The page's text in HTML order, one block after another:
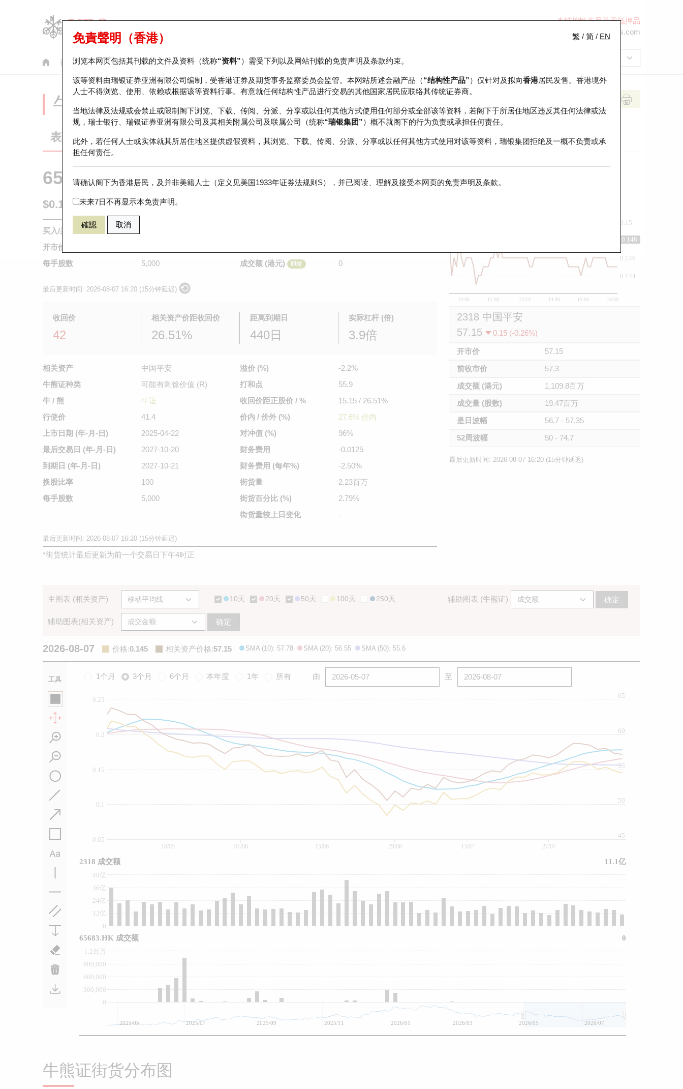
本结构性产品并无抵押品
ol-hkwarrants@ubs.com
认股证 牛熊证 美股指数产品 轮证市场统计 正股数据及市场统计 瑞银轮证教室
繁 / 简 / EN
免責聲明（香港）
浏览本网页包括其刊载的文件及资料（统称“资料”）需受下列以及网站刊载的免责声明及条款约束。
该等资料由瑞银证券亚洲有限公司编制，受香港证券及期货事务监察委员会监管。本网站所述金融产品（“结构性产品”）仅针对及拟向香港居民发售。香港境外
人士不得浏览、使用、依赖或根据该等资料行事。有意就任何结构性产品进行交易的其他国家居民应联络其传统证券商。
当地法律及法规或会禁止或限制阁下浏览、下载、传阅、分派、分享或以任何其他方式使用任何部分或全部该等资料，若阁下于所居住地区违反其任何法律或法
规，瑞士银行、瑞银证券亚洲有限公司及其相关附属公司及联属公司（统称“瑞银集团”）概不就阁下的行为负责或承担任何责任。
此外，若任何人士或实体就其所居住地区提供虚假资料，其浏览、下载、传阅、分派、分享或以任何其他方式使用对该等资料，瑞银集团拒绝及一概不负责或承
担任何责任。
请确认阁下为香港居民，及并非美籍人士（定义见美国1933年证券法规则S），并已阅读、理解及接受本网页的免责声明及条款。
未来7日不再显示本免责声明。
確認 取消
牛熊证分析仪
表现 街货统计 比较
65683 瑞银牛证 2318 中国平安
$0.145 0.003 (-2.03%) 即时
买入/卖出价
开市价
每手股数
5,000
成交额 (港元)
即时 0
最后更新时间: 2026-08-07 16:20 (15分钟延迟)
收回价
42
相关资产价距收回价
26.51%
距离到期日
440日
实际杠杆 (倍)
3.9倍
相关资产
中国平安
牛熊证种类
可能有剩馀价值 (R)
牛 / 熊
牛证
行使价
41.4
上市日期 (年-月-日)
2025-04-22
最后交易日 (年-月-日)
2027-10-20
到期日 (年-月-日)
2027-10-21
换股比率
100
每手股数
5,000
溢价 (%)
-2.2%
打和点
55.9
收回价距正股价 / %
15.15 / 26.51%
价内 / 价外 (%)
27.6% 价内
对冲值 (%)
96%
财务费用
-0.0125
财务费用 (每年%)
-2.50%
街货量
2.23百万
街货百分比 (%)
2.79%
街货量较 上日变化 -
最后更新时间: 2026-08-07 16:20 (15分钟延迟)
*街货统计最后更新为前一个交易日下午4时正
10:00 11:00 12/13 14:00 15:00 16:00
0.144
0.146
0.148
0.15
0.148
2318 中国平安
57.15
0.15 (-0.26%)
开市价
57.15
前收市价
57.3
成交额 (港元)
1,109.8百万
成交量 (股数)
19.47百万
是日波幅
56.7 - 57.35
52周波幅
50 - 74.7
最后更新时间: 2026-08-07 16:20 (15分钟延迟)
主图表 (相关资产) 10天 20天 50天 100天 250天 辅助图表 (牛熊证) 确定
辅助图表(相关资产) 确定
2026-08-07 价格:0.145 相关资产价格:57.15 SMA (10): 57.78 SMA (20): 56.55 SMA (50): 55.6
工具 1个月 3个月 6个月 本年度 1年 所有 由 至
0.05
0.1
0.15
0.2
0.25
60
45
50
55
65
0
12亿
24亿
36亿
48亿
0
300,000
600,000
900,000
1.2百万
18/05 01/06 15/06 29/06 13/07 27/07
2025/05 2025/07 2025/09 2025/11 2026/01 2026/03 2026/05 2026/07
2318 成交额 11.1亿
65683.HK 成交额 0
牛熊证街货分布图